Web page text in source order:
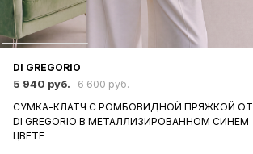
DI GREGORIO
5 940 руб.
6 600 руб.
СУМКА-КЛАТЧ С РОМБОВИДНОЙ ПРЯЖКОЙ ОТ
DI GREGORIO В МЕТАЛЛИЗИРОВАННОМ СИНЕМ
ЦВЕТЕ